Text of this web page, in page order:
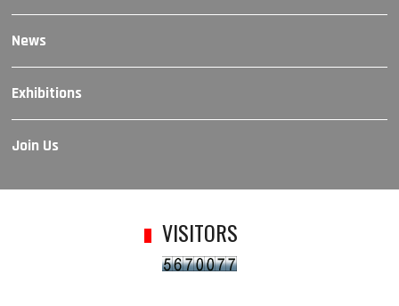
News
Exhibitions
Join Us
VISITORS